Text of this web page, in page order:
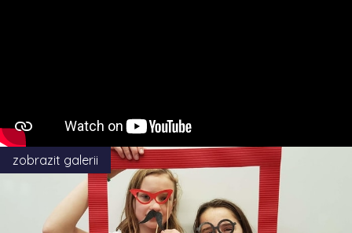
zobrazit galerii